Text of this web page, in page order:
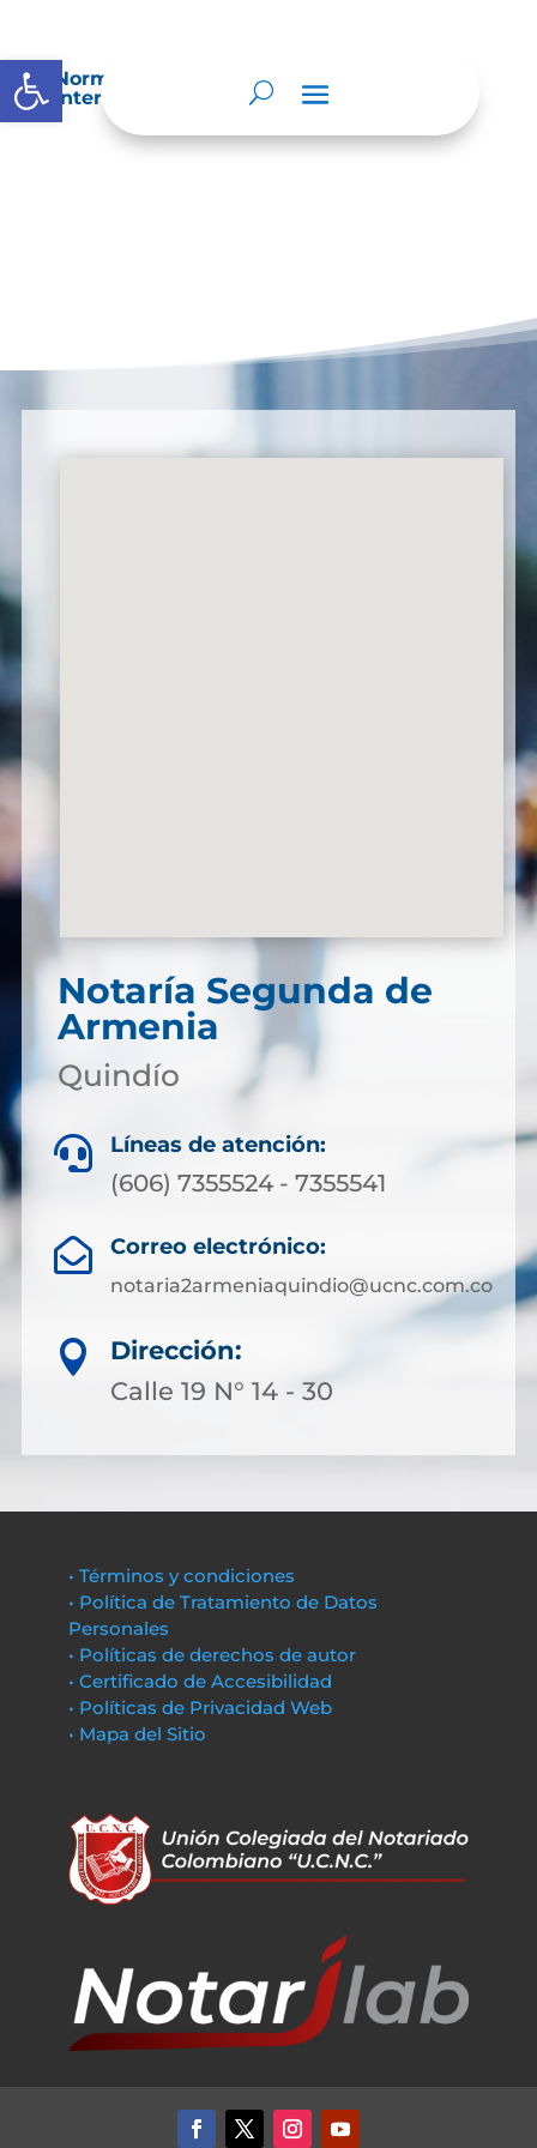
Abrir barra de herramientas
Normatividad especial que les aplique de
interés.
Notaría Segunda de
Armenia
Quindío
 Líneas de atención:
(606) 7355524 - 7355541
 Correo electrónico:
notaria2armeniaquindio@ucnc.com.co

Dirección:
Calle 19 N° 14 - 30
• Términos y condiciones
• Política de Tratamiento de Datos
Personales
• Políticas de derechos de autor
• Certificado de Accesibilidad
• Políticas de Privacidad Web
• Mapa del Sitio